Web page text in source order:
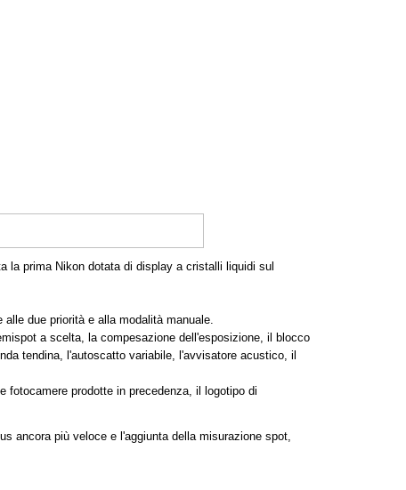
la prima Nikon dotata di display a cristalli liquidi sul
due priorità e alla modalità manuale.
a scelta, la compesazione dell'esposizione, il blocco
tendina, l'autoscatto variabile, l'avvisatore acustico, il
fotocamere prodotte in precedenza, il logotipo di
ancora più veloce e l'aggiunta della misurazione spot,